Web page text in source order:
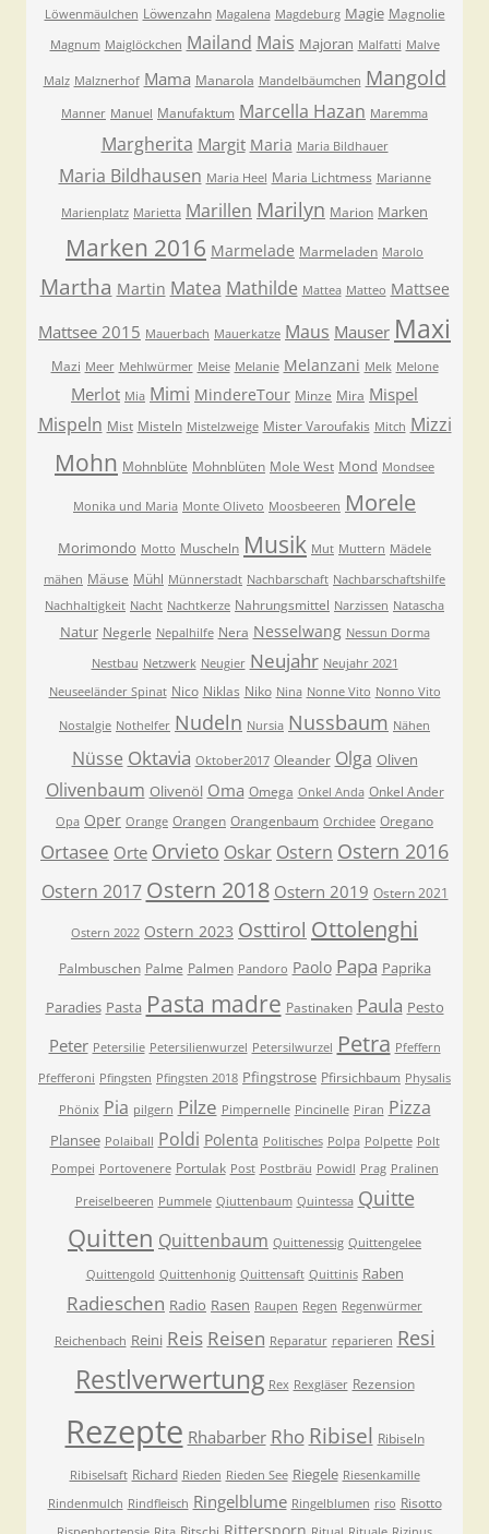
Löwenmäulchen Löwenzahn Magalena Magdeburg Magie Magnolie
Magnum Maiglöckchen Mailand Mais Majoran Malfatti Malve
Malz Malznerhof Mama Manarola Mandelbäumchen Mangold
Manner Manuel Manufaktum Marcella Hazan Maremma
Margherita Margit Maria Maria Bildhauer
Maria Bildhausen Maria Heel Maria Lichtmess Marianne
Marienplatz Marietta Marillen Marilyn Marion Marken
Marken 2016 Marmelade Marmeladen Marolo
Martha Martin Matea Mathilde Mattea Matteo Mattsee
Mattsee 2015 Mauerbach Mauerkatze Maus Mauser Maxi
Mazi Meer Mehlwürmer Meise Melanie Melanzani Melk Melone
Merlot Mia Mimi MindereTour Minze Mira Mispel
Mispeln Mist Misteln Mistelzweige Mister Varoufakis Mitch Mizzi
Mohn Mohnblüte Mohnblüten Mole West Mond Mondsee
Monika und Maria Monte Oliveto Moosbeeren Morele
Morimondo Motto Muscheln Musik Mut Muttern Mädele
mähen Mäuse Mühl Münnerstadt Nachbarschaft Nachbarschaftshilfe
Nachhaltigkeit Nacht Nachtkerze Nahrungsmittel Narzissen Natascha
Natur Negerle Nepalhilfe Nera Nesselwang Nessun Dorma
Nestbau Netzwerk Neugier Neujahr Neujahr 2021
Neuseeländer Spinat Nico Niklas Niko Nina Nonne Vito Nonno Vito
Nostalgie Nothelfer Nudeln Nursia Nussbaum Nähen
Nüsse Oktavia Oktober2017 Oleander Olga Oliven
Olivenbaum Olivenöl Oma Omega Onkel Anda Onkel Ander
Opa Oper Orange Orangen Orangenbaum Orchidee Oregano
Ortasee Orte Orvieto Oskar Ostern Ostern 2016
Ostern 2017 Ostern 2018 Ostern 2019 Ostern 2021
Ostern 2022 Ostern 2023 Osttirol Ottolenghi
Palmbuschen Palme Palmen Pandoro Paolo Papa Paprika
Paradies Pasta Pasta madre Pastinaken Paula Pesto
Peter Petersilie Petersilienwurzel Petersilwurzel Petra Pfeffern
Pfefferoni Pfingsten Pfingsten 2018 Pfingstrose Pfirsichbaum Physalis
Phönix Pia pilgern Pilze Pimpernelle Pincinelle Piran Pizza
Plansee Polaiball Poldi Polenta Politisches Polpa Polpette Polt
Pompei Portovenere Portulak Post Postbräu Powidl Prag Pralinen
Preiselbeeren Pummele Qiuttenbaum Quintessa Quitte
Quitten Quittenbaum Quittenessig Quittengelee
Quittengold Quittenhonig Quittensaft Quittinis Raben
Radieschen Radio Rasen Raupen Regen Regenwürmer
Reichenbach Reini Reis Reisen Reparatur reparieren Resi
Restlverwertung Rex Rexgläser Rezension
Rezepte Rhabarber Rho Ribisel Ribiseln
Ribiselsaft Richard Rieden Rieden See Riegele Riesenkamille
Rindenmulch Rindfleisch Ringelblume Ringelblumen riso Risotto